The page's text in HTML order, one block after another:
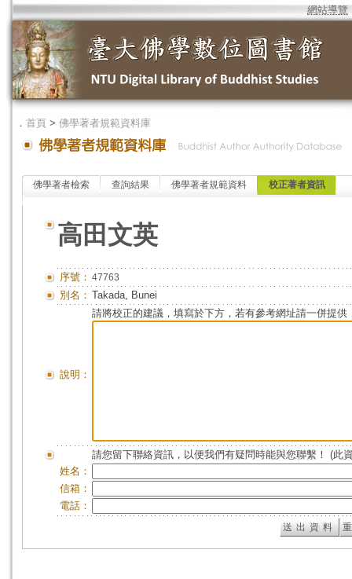
網站導覽
． 首頁 > 佛學著者規範資料庫
佛學著者檢索 查詢結果 佛學著者規範資料 校正著者資訊
高田文英
序號： 47763
別名： Takada, Bunei
說明：
請將校正的建議，填寫於下方，若有參考網址請一併提供
請您留下聯絡資訊，以便我們有疑問時能與您聯繫！ (此
姓名：
信箱：
電話：